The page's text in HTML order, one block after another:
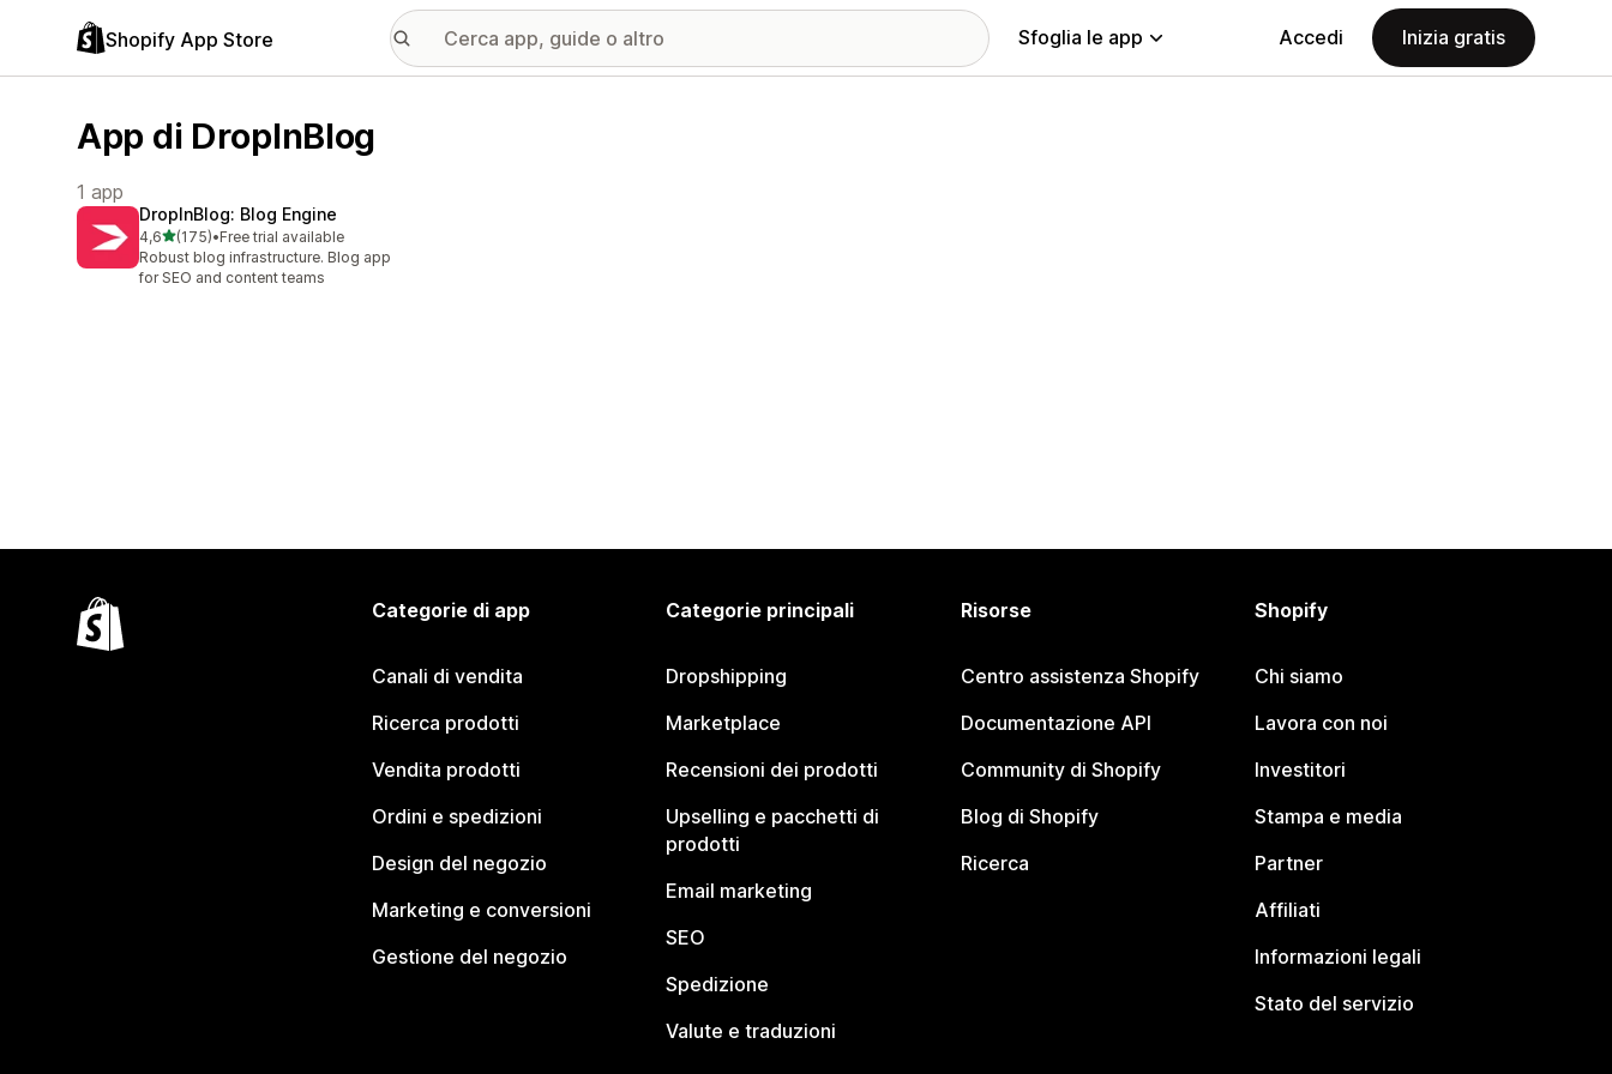
Shopify App Store Sfoglia le app Accedi Inizia gratis
App di DropInBlog
1 app
DropInBlog: Blog Engine
4,6stelle su 5
(175)
175 recensioni totali
•Free trial available
Robust blog infrastructure. Blog app
for SEO and content teams
Categorie di app
Canali di vendita
Ricerca prodotti
Vendita prodotti
Ordini e spedizioni
Design del negozio
Marketing e conversioni
Gestione del negozio
Categorie principali
Dropshipping
Marketplace
Recensioni dei prodotti
Upselling e pacchetti di
prodotti
Email marketing
SEO
Spedizione
Valute e traduzioni
Risorse
Centro assistenza Shopify
Documentazione API
Community di Shopify
Blog di Shopify
Ricerca
Shopify
Chi siamo
Lavora con noi
Investitori
Stampa e media
Partner
Affiliati
Informazioni legali
Stato del servizio